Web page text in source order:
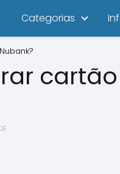
Categorias